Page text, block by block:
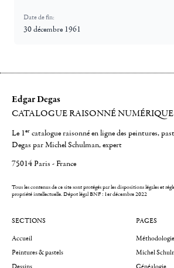
Date de fin:
30 décembre 1961
Edgar Degas
CATALOGUE RAISONNÉ NUMÉRIQUE
Le 1er catalogue raisonné en ligne des peintures,
Degas par Michel Schulman, expert
75014 Paris - France
Tous les contenus de ce site sont protégés par les dispositions légales et
propriété intellectuelle.Dépot légal BNF : 1er décembre 2022
SECTIONS
Accueil
Peintures & pastels
PAGES
Méthodologie
Michel